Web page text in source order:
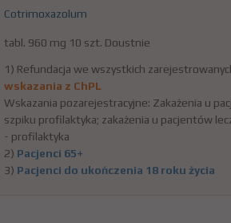
Cotrimoxazolum
tabl. 960 mg 10 szt. Doustnie
1) Refundacja we wszystkich
wskazania z ChPL
Wskazania pozarejestracyjne: Zakażenia u
szpiku profilaktyka; zakażenia u pacjentów
- profilaktyka
2) Pacjenci 65+
3) Pacjenci do ukończenia 18 roku życia